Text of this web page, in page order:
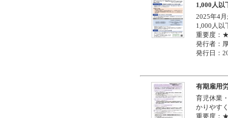
1,000人以
2025年4
1,000人以
重要度
発行者：
発行日：
有期雇用
育児休業
かりやす
重要度